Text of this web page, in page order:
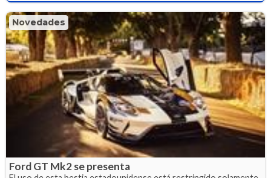
Novedades
Ford GT Mk2 se presenta